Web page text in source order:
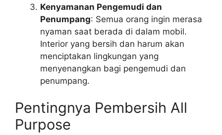
Kenyamanan Pengemudi dan
Penumpang: Semua orang ingin merasa
nyaman saat berada di dalam mobil.
Interior yang bersih dan harum akan
menciptakan lingkungan yang
menyenangkan bagi pengemudi dan
penumpang.
Pentingnya Pembersih All
Purpose